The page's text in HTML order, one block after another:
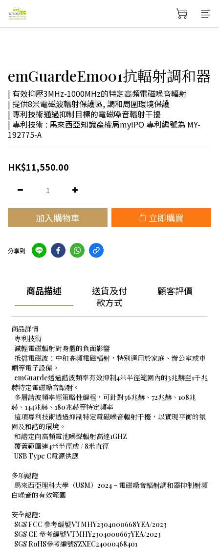
emGuardeEm001抗輻射調和器
| 有效抑壓3MHz-1000MHz的特定高頻電磁噪音輻射
| 提供8米電磁波輻射保護區, 調和周圍環境保護
| 專利技術通過抑制目標的電磁噪音輻射干擾
| 專利技術 : 馬來西亞知識產權局myIPO 專利編號為 MY-
192775-A
HK$11,550.00
加入購物車 立即購買
分享到
商品描述
送貨及付
款方式
顧客評價
商品詳情
| 專利技術
| 減輕電磁輻射對身體的負面影響
| 抵擋電磁波：中和高頻電磁輻射，特別適用於家庭、辦公室或車
輛等電子設備。
| emGuarde透過諧波頻率有效抑制4米半徑範圍內的3兆赫至1千兆
赫特定電磁噪音輻射。
| 多層諧波頻率經策略性編程，可針對36兆赫、72兆赫、108兆
赫、144兆赫、180兆赫等特定頻率
| 這項專利技術透過抑制特定電磁噪音輻射干擾，以實現平衡的氛
圍及和諧的環境。
| 和諧定向高頻電池噪聲輻射高達1GHZ
| 覆蓋範圍達4米半徑或 / 8米直徑
| USB Type C電源供應
多項認證
| 馬來西亞理科大學（USM）2024 – 電磁噪音輻射調和器抑制射頻
白噪音的有效範圍
安全認證:
| SGS FCC 參考編號VTMHY2304000668YEA/2023
| SGS CE 參考編號VTMHY2304000667YEA/2023
| SGS RoHS參考編號SZXEC24000468401